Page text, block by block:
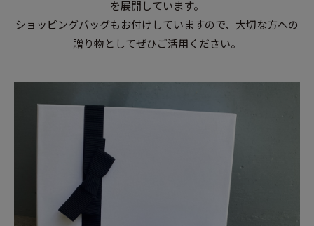
を展開しています。
ショッピングバッグもお付けしていますので、大切な方への
贈り物としてぜひご活用ください。